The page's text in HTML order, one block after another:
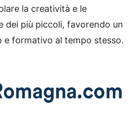
la creatività e le
dei più piccoli, favorendo un
e formativo al tempo stesso.